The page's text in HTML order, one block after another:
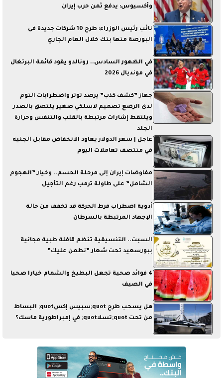
وأكسيوس: يدفع ثمن حرب إيران
نائب رئيس الوزراء: طرح 10 شركات جديدة فى
البورصة منها بنك خلال العام الجاري
في الظهور السادس.. رونالدو يقود قائمة البرتغال
في مونديال 2026
جهاز ”كشف كذب” يرصد توتر واضطرابات النوم
لدى الرضع تصميم لاسلكي صغير يلتصق بالصدر
ويلتقط إشارات مرتبطة بالقلب والتنفس وحرارة
الجلد
عاجل | سعر الدولار يعاود الانخفاض مقابل الجنيه
في منتصف تعاملات اليوم
مفاوضات إيران إلى مرحلة الحسم.. وخيار ”الهجوم
الشامل” على طاولة ترمب رغم التأجيل
أدوية اضطراب فرط الحركة قد تخفف من حالة
الإجهاد المرتبطة بالسرطان
السبت.. التنسيقية تنظم قافلة طبية مجانية
ببورسعيد تحت شعار ”نطمن عليك”
4 فوائد صحية تجعل البطيخ والشمام خيارا صحيا
في الصيف
هل يسحب طرح quot;سبيس إكسquot; البساط
من تحت quot;تسلاquot; في إمبراطورية ماسك؟